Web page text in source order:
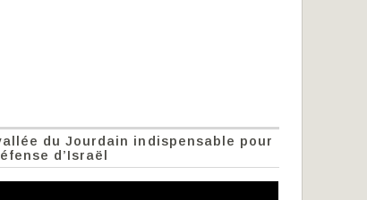
du Jourdain indispensable pour
d’Israël